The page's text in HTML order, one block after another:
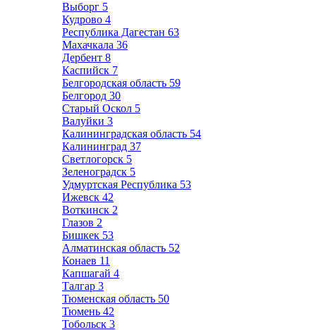
Выборг 5
Кудрово 4
Республика Дагестан 63
Махачкала 36
Дербент 8
Каспийск 7
Белгородская область 59
Белгород 30
Старый Оскол 5
Валуйки 3
Калининградская область 54
Калининград 37
Светлогорск 5
Зеленоградск 5
Удмуртская Республика 53
Ижевск 42
Воткинск 2
Глазов 2
Бишкек 53
Алматинская область 52
Конаев 11
Капшагай 4
Талгар 3
Тюменская область 50
Тюмень 42
Тобольск 3